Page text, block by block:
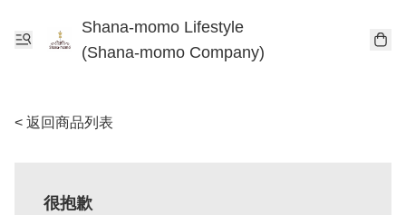
Shana-momo Lifestyle
(Shana-momo Company)
< 返回商品列表
很抱歉